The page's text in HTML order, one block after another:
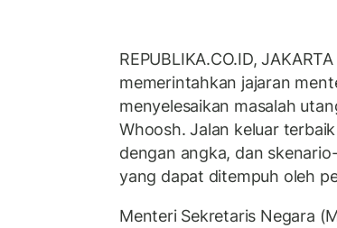
REPUBLIKA.CO.ID,
memerintahkan jajaran
menyelesaikan masalah
Whoosh. Jalan keluar
dengan angka, dan
yang dapat ditempuh oleh
Menteri Sekretaris Negara